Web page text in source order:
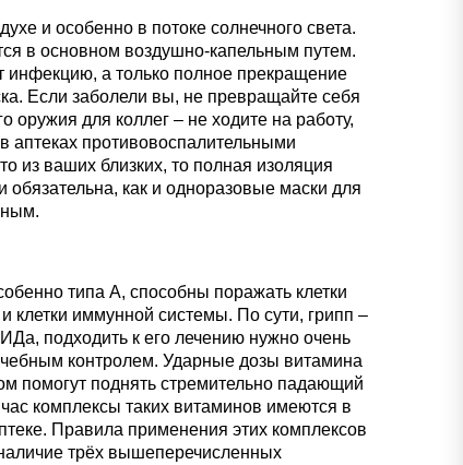
и особенно в потоке солнечного света.
в основном воздушно-капельным путем.
инфекцию, а только полное прекращение
Если заболели вы, не превращайте себя
оружия для коллег – не ходите на работу,
противовоспалительными
из ваших близких, то полная изоляция
обязательна, как и одноразовые маски для
типа А, способны поражать клетки
клетки иммунной системы. По сути, грипп –
подходить к его лечению нужно очень
контролем. Ударные дозы витамина
помогут поднять стремительно падающий
комплексы таких витаминов имеются в
Правила применения этих комплексов
трёх вышеперечисленных